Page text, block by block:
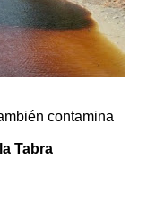
contamina
Tabra